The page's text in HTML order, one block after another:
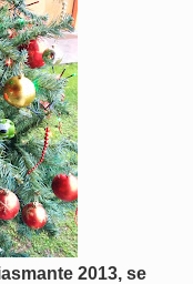
2013, se